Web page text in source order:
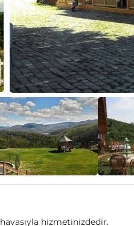
hizmetinizdedir.